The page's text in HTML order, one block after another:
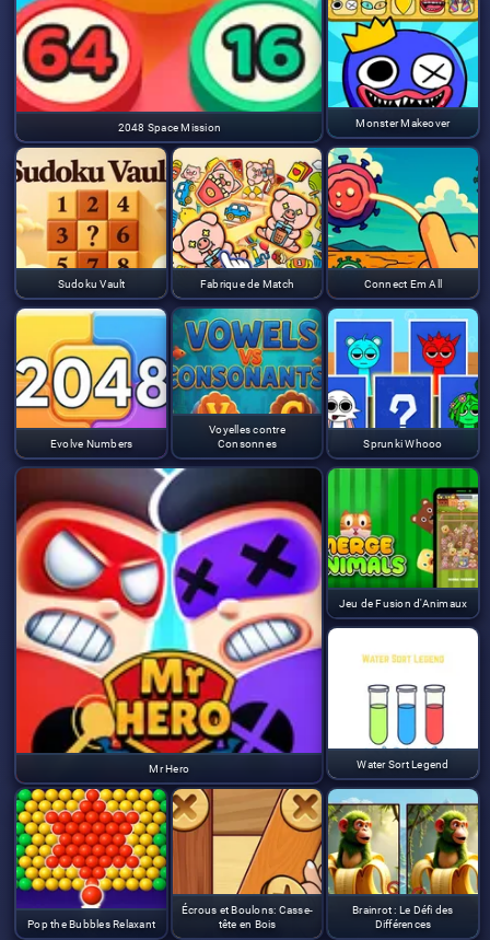
2048 Space Mission Monster Makeover
Sudoku Vault Fabrique de Match Connect Em All
Evolve Numbers
Voyelles contre
Consonnes
Mr Hero
Sprunki Whooo
Jeu de Fusion d'Animaux
Water Sort Legend
Pop the Bubbles Relaxant
Écrous et Boulons: Casse-
tête en Bois
Brainrot : Le Défi des
Différences